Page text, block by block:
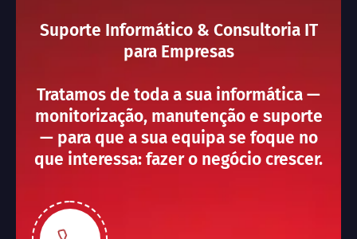
Suporte Informático & Consultoria IT
para Empresas
Tratamos de toda a sua informática —
monitorização, manutenção e suporte
— para que a sua equipa se foque no
que interessa: fazer o negócio crescer.